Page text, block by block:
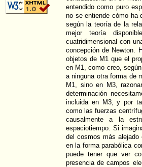
entendido como puro
no se entiende cómo ha
según la teoría de la
mejor teoría
cuatridimensional con
concepción de Newton.
objetos de M1 que el
en M1, como creo,
a ninguna otra forma de
M1, sino en M3,
determinación
incluida en M3, y por
como las fuerzas
causalmente a la
espaciotiempo. Si
del cosmos más
en la forma parabólica
puede tener que ver
presencia de campos